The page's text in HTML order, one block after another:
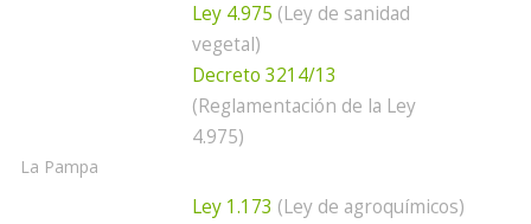
Ley 4.975 (Ley de sanidad
vegetal)
Decreto 3214/13
(Reglamentación de la Ley
4.975)
La Pampa
Ley 1.173 (Ley de agroquímicos)